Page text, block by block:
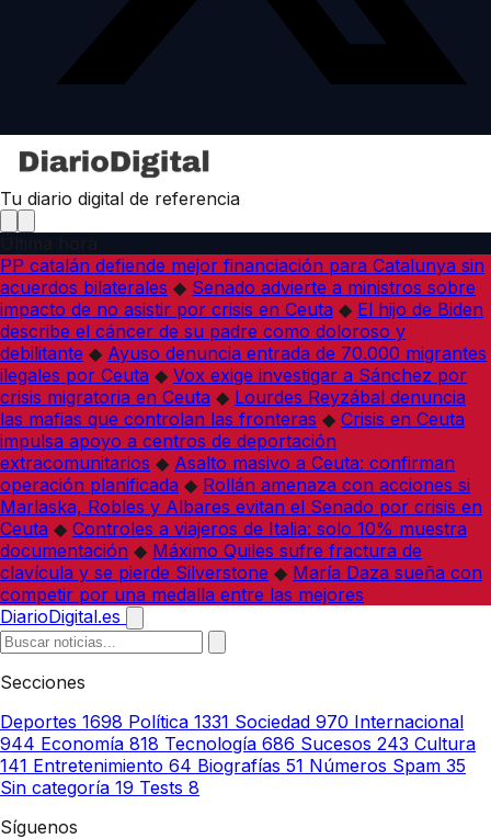
Tu diario digital de referencia
PP catalán defiende mejor financiación para Catalunya sin
acuerdos bilaterales ◆ Senado advierte a ministros sobre
impacto de no asistir por crisis en Ceuta ◆ El hijo de Biden
describe el cáncer de su padre como doloroso y
debilitante ◆ Ayuso denuncia entrada de 70.000 migrantes
ilegales por Ceuta ◆ Vox exige investigar a Sánchez por
crisis migratoria en Ceuta ◆ Lourdes Reyzábal denuncia
las mafias que controlan las fronteras ◆ Crisis en Ceuta
impulsa apoyo a centros de deportación
extracomunitarios ◆ Asalto masivo a Ceuta: confirman
operación planificada ◆ Rollán amenaza con acciones si
Marlaska, Robles y Albares evitan el Senado por crisis en
Ceuta ◆ Controles a viajeros de Italia: solo 10% muestra
documentación ◆ Máximo Quiles sufre fractura de
clavícula y se pierde Silverstone ◆ María Daza sueña con
competir por una medalla entre las mejores
DiarioDigital.es
Secciones
Deportes 1698 Política 1331 Sociedad 970 Internacional
944 Economía 818 Tecnología 686 Sucesos 243 Cultura
141 Entretenimiento 64 Biografías 51 Números Spam 35
Sin categoría 19 Tests 8
Síguenos